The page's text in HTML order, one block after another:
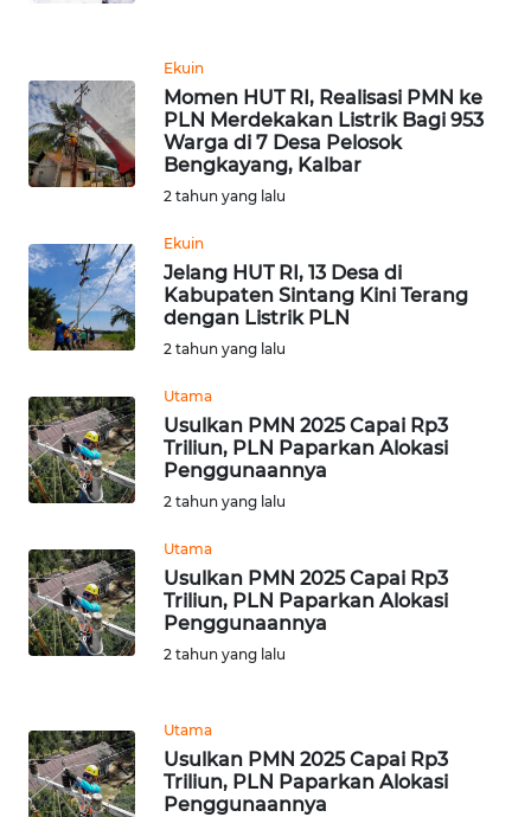
Ekuin
Momen HUT RI, Realisasi PMN ke
PLN Merdekakan Listrik Bagi 953
Warga di 7 Desa Pelosok
Bengkayang, Kalbar
2 tahun yang lalu
Ekuin
Jelang HUT RI, 13 Desa di
Kabupaten Sintang Kini Terang
dengan Listrik PLN
2 tahun yang lalu
Utama
Usulkan PMN 2025 Capai Rp3
Triliun, PLN Paparkan Alokasi
Penggunaannya
2 tahun yang lalu
Utama
Usulkan PMN 2025 Capai Rp3
Triliun, PLN Paparkan Alokasi
Penggunaannya
2 tahun yang lalu
Utama
Usulkan PMN 2025 Capai Rp3
Triliun, PLN Paparkan Alokasi
Penggunaannya
INDEKS
BERITA
KONTAK
INFO
IKLAN
PEDOMAN
MEDIA
SIBER
REDAKSI
KARIR
Wahana
News
Regional